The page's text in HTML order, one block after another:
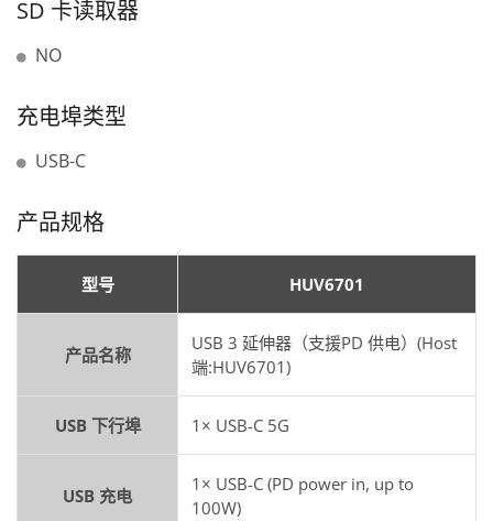
SD 卡读取器
NO
充电埠类型
USB-C
产品规格
型号 HUV6701
产品名称
USB 3 延伸器（支援PD 供电）(Host
端:HUV6701)
USB 下行埠 1× USB-C 5G
USB 充电
1× USB-C (PD power in, up to
100W)